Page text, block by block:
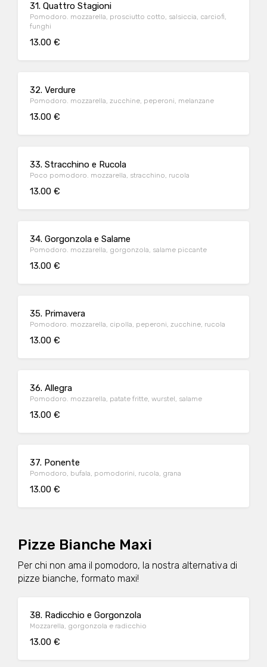
31. Quattro Stagioni
Pomodoro. mozzarella, prosciutto cotto, salsiccia, carciofi,
funghi
13.00 €
32. Verdure
Pomodoro. mozzarella, zucchine, peperoni, melanzane
13.00 €
33. Stracchino e Rucola
Poco pomodoro. mozzarella, stracchino, rucola
13.00 €
34. Gorgonzola e Salame
Pomodoro. mozzarella, gorgonzola, salame piccante
13.00 €
35. Primavera
Pomodoro. mozzarella, cipolla, peperoni, zucchine, rucola
13.00 €
36. Allegra
Pomodoro. mozzarella, patate fritte, wurstel, salame
13.00 €
37. Ponente
Pomodoro, bufala, pomodorini, rucola, grana
13.00 €
Pizze Bianche Maxi
Per chi non ama il pomodoro, la nostra alternativa di
pizze bianche, formato maxi!
38. Radicchio e Gorgonzola
Mozzarella, gorgonzola e radicchio
13.00 €